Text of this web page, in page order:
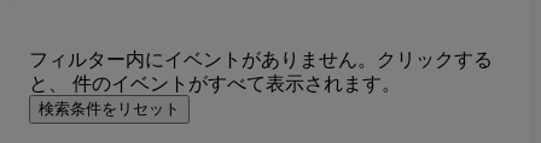
フィルター内にイベントがありません。クリックする
と、 件のイベントがすべて表示されます。
検索条件をリセット